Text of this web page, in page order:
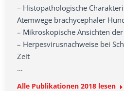
– Histopathologische
Atemwege brachycephaler
– Mikroskopische Ansichten
– Herpesvirusnachweise bei
Zeit
…
Alle Publikationen 2018 lesen